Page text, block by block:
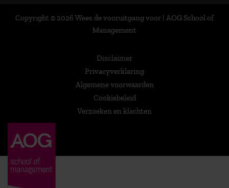
Copyright © 2026 Wees de vooruitgang voor | AOG School of
Management
Disclaimer
Privacyverklaring
Algemene voorwaarden
Cookiebeleid
Verzoeken en klachten